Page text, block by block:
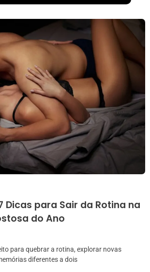
Dicas para Sair da Rotina na
do Ano
para quebrar a rotina, explorar novas
diferentes a dois